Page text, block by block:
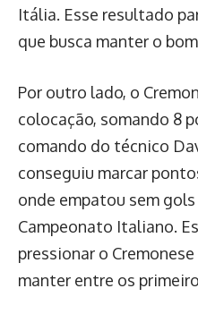
Itália. Esse resultado
que busca manter o
Por outro lado, o
colocação, somando 8
comando do técnico
conseguiu marcar
onde empatou sem
Campeonato Italiano.
pressionar o
manter entre os